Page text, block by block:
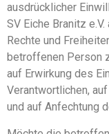
ausdrücklicher
SV Eiche Branitz
Rechte und
betroffenen Person
auf Erwirkung des
Verantwortlichen,
und auf Anfechtung